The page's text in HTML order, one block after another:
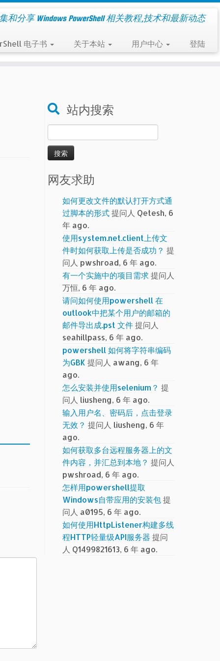
和分享 Windows PowerShell 相关教程,技术和最新动态
电子书 关于本站 用户中心 登陆
站内搜索
索：
网友求助
如何更改文件的默认打开方式通
过脚本的形式提问人 Qetesh, 6
年 ago.
使用system.net.client上传文
件时如何获取上传是否成功？ 提
问人 pwshroad, 6 年 ago.
有一个实施中的项目需求提问人
万恒, 6 年 ago.
请问如何使用powershell 在
outlook中把某个用户的邮箱的
邮件导出成.pst 文件提问人
seahillpass, 6 年 ago.
powershell 如何将字符串编码
为GBK 提问人 awang, 6 年
ago.
怎么安装并使用selenium？ 提
问人 liusheng, 6 年 ago.
输入用户名、密码后，点击登录
无效？ 提问人 liusheng, 6 年
ago.
如何获取多台远程服务器上的文
件内容，并汇总到本地？ 提问人
pwshroad, 6 年 ago.
怎样用powershell提取
Windows自带应用的安装包提
问人 a0195, 6 年 ago.
如何使用HttpListener构建多线
程HTTP轻量级API服务器 提问
人 Q1499821613, 6 年 ago.